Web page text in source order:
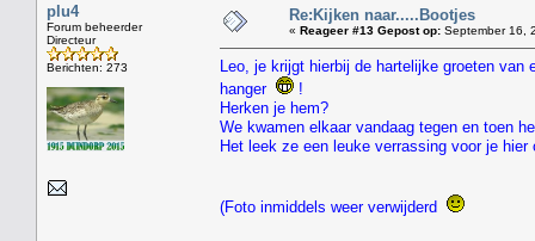
plu4
Forum beheerder
Directeur
Berichten: 273
Re:Kijken naar.....Bootjes
« Reageer #13 Gepost op: September 16,
Leo, je krijgt hierbij de hartelijke groeten van
hanger
!
Herken je hem?
We kwamen elkaar vandaag tegen en toen
Het leek ze een leuke verrassing voor je
(Foto inmiddels weer verwijderd